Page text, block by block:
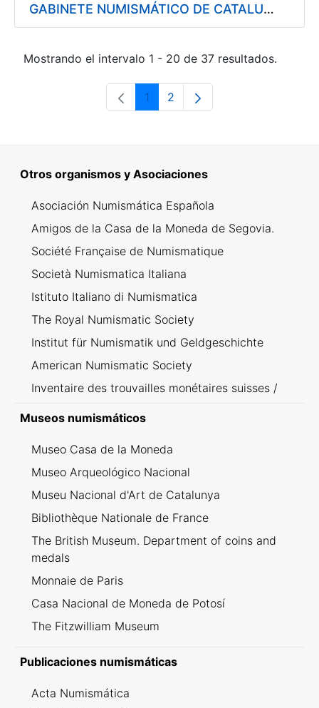
GABINETE NUMISMÁTICO DE CATALUÑA 1997
Mostrando el intervalo 1 - 20 de 37 resultados.
Página
1 Página
2
Otros organismos y Asociaciones
Asociación Numismática Española
Amigos de la Casa de la Moneda de Segovia.
Société Française de Numismatique
Società Numismatica Italiana
Istituto Italiano di Numismatica
The Royal Numismatic Society
Institut für Numismatik und Geldgeschichte
American Numismatic Society
Inventaire des trouvailles monétaires suisses /
Museos numismáticos
Museo Casa de la Moneda
Museo Arqueológico Nacional
Museu Nacional d'Art de Catalunya
Bibliothèque Nationale de France
The British Museum. Department of coins and
medals
Monnaie de Paris
Casa Nacional de Moneda de Potosí
The Fitzwilliam Museum
Publicaciones numismáticas
Acta Numismática